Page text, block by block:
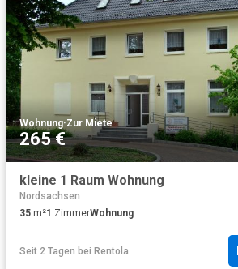
Wohnung·Zur Miete
265 €
kleine 1 Raum Wohnung
Nordsachsen
35 m²1 ZimmerWohnung
Seit 2 Tagen bei Rentola